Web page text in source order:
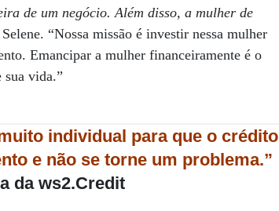
de um negócio. Além disso, a mulher de
“Nossa missão é investir nessa mulher
Emancipar a mulher financeiramente é o
sua vida.”
individual para que o crédito
e não se torne um problema.”
da ws2.Credit